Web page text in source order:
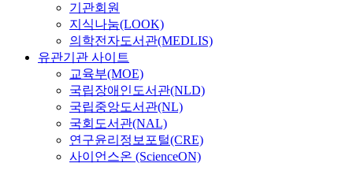
기관회원
지식나눔(LOOK)
의학전자도서관(MEDLIS)
유관기관 사이트
교육부(MOE)
국립장애인도서관(NLD)
국립중앙도서관(NL)
국회도서관(NAL)
연구윤리정보포털(CRE)
사이언스온 (ScienceON)